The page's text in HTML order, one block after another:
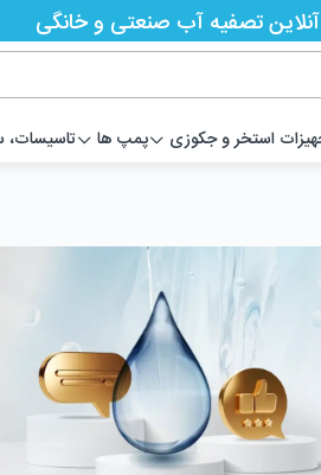
استخر و جکوزی پمپ ها تاسیسات،
آنلاین تصفیه آب صنعتی و خانگی